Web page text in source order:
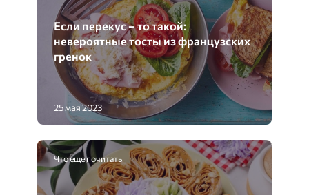
Если перекус – то такой:
невероятные тосты из французских
гренок
25 мая 2023
Что еще почитать